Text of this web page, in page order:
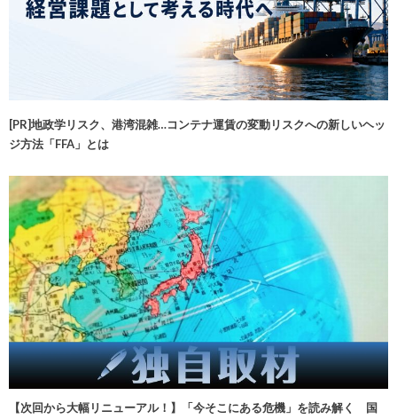
[PR]地政学リスク、港湾混雑…コンテナ運賃の変動リスクへの新しいヘッ
ジ方法「FFA」とは
【次回から大幅リニューアル！】「今そこにある危機」を読み解く 国